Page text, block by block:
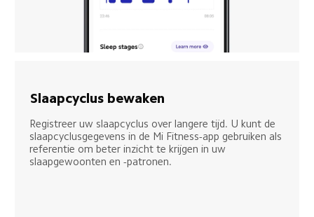
Slaapcyclus bewaken
Registreer uw slaapcyclus over langere tijd. U kunt de
slaapcyclusgegevens in de Mi Fitness-app gebruiken als
referentie om beter inzicht te krijgen in uw
slaapgewoonten en -patronen.